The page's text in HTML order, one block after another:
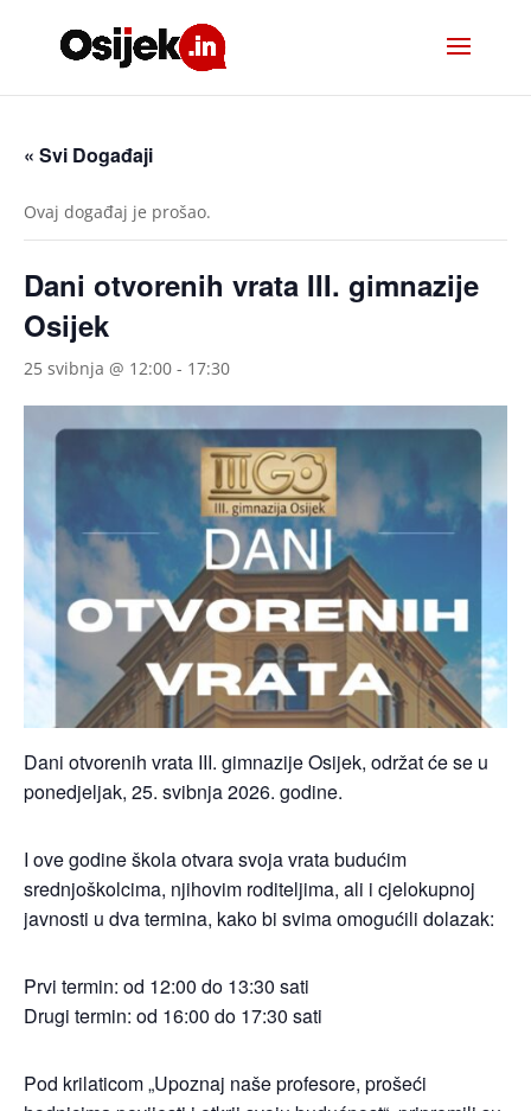
« Svi Događaji
Ovaj događaj je prošao.
Dani otvorenih vrata III. gimnazije
Osijek
25 svibnja @ 12:00 - 17:30
Dani otvorenih vrata III. gimnazije Osijek, održat će se u
ponedjeljak, 25. svibnja 2026. godine.
I ove godine škola otvara svoja vrata budućim
srednjoškolcima, njihovim roditeljima, ali i cjelokupnoj
javnosti u dva termina, kako bi svima omogućili dolazak:
Prvi termin: od 12:00 do 13:30 sati
Drugi termin: od 16:00 do 17:30 sati
Pod krilaticom „Upoznaj naše profesore, prošeći